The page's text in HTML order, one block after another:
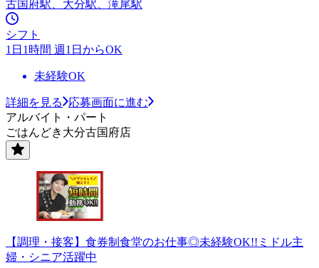
古国府駅、大分駅、滝尾駅
シフト
1日1時間 週1日からOK
未経験OK
詳細を見る
応募画面に進む
アルバイト・パート
ごはんどき大分古国府店
【調理・接客】食券制食堂のお仕事◎未経験OK!!ミドル主
婦・シニア活躍中